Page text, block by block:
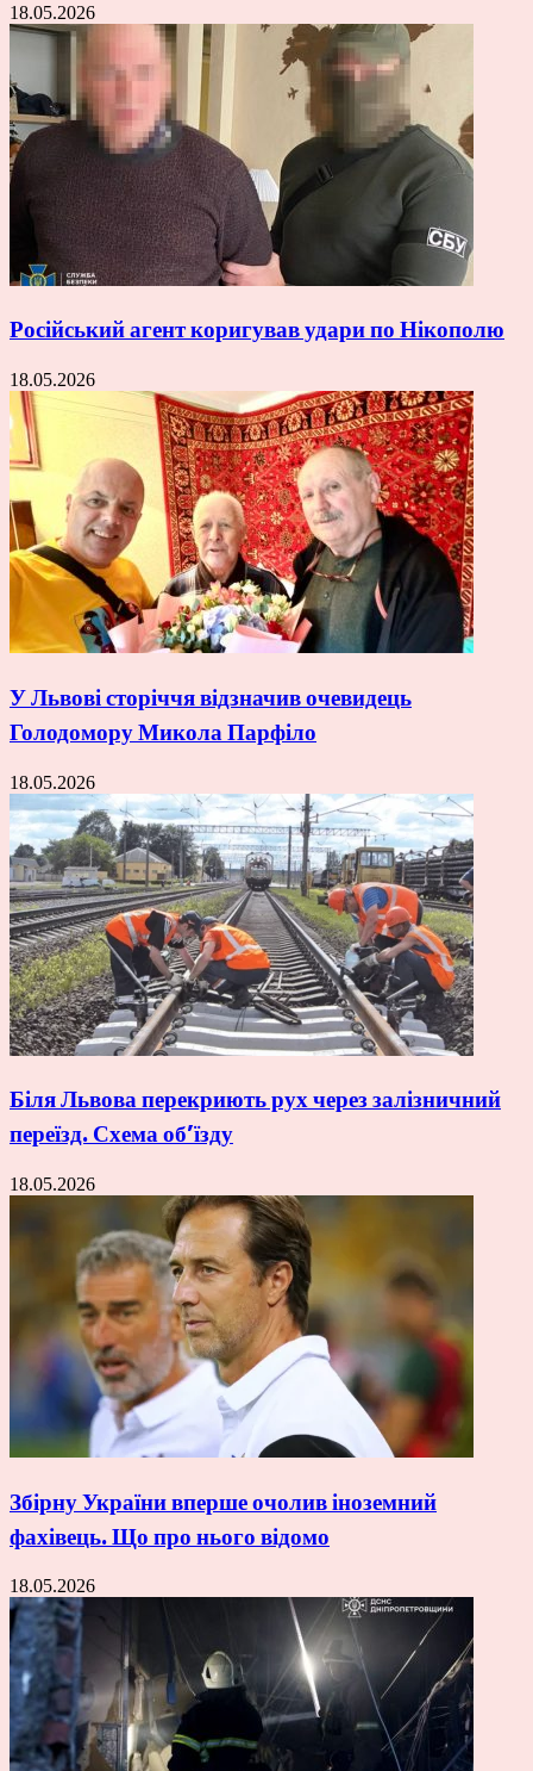
18.05.2026
Російський агент коригував удари по Нікополю
18.05.2026
У Львові сторіччя відзначив очевидець
Голодомору Микола Парфіло
18.05.2026
Біля Львова перекриють рух через залізничний
переїзд. Схема об’їзду
18.05.2026
Збірну України вперше очолив іноземний
фахівець. Що про нього відомо
18.05.2026